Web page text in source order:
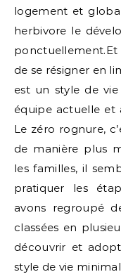
logement et
herbivore le
de se résigner en
est un style de
équipe actuelle et
Le zéro rognure,
de manière plus
les familles, il
pratiquer les
avons regroupé
classées en
découvrir et
style de vie